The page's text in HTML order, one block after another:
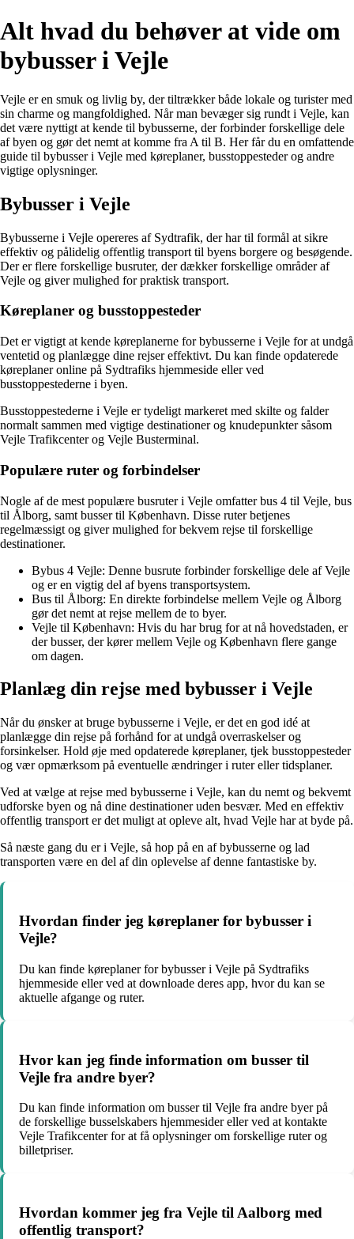
Alt hvad du behøver at vide om
bybusser i Vejle
Vejle er en smuk og livlig by, der tiltrækker både lokale og turister med
sin charme og mangfoldighed. Når man bevæger sig rundt i Vejle, kan
det være nyttigt at kende til bybusserne, der forbinder forskellige dele
af byen og gør det nemt at komme fra A til B. Her får du en omfattende
guide til bybusser i Vejle med køreplaner, busstoppesteder og andre
vigtige oplysninger.
Bybusser i Vejle
Bybusserne i Vejle opereres af Sydtrafik, der har til formål at sikre
effektiv og pålidelig offentlig transport til byens borgere og besøgende.
Der er flere forskellige busruter, der dækker forskellige områder af
Vejle og giver mulighed for praktisk transport.
Køreplaner og busstoppesteder
Det er vigtigt at kende køreplanerne for bybusserne i Vejle for at undgå
ventetid og planlægge dine rejser effektivt. Du kan finde opdaterede
køreplaner online på Sydtrafiks hjemmeside eller ved
busstoppestederne i byen.
Busstoppestederne i Vejle er tydeligt markeret med skilte og falder
normalt sammen med vigtige destinationer og knudepunkter såsom
Vejle Trafikcenter og Vejle Busterminal.
Populære ruter og forbindelser
Nogle af de mest populære busruter i Vejle omfatter bus 4 til Vejle, bus
til Ålborg, samt busser til København. Disse ruter betjenes
regelmæssigt og giver mulighed for bekvem rejse til forskellige
destinationer.
Bybus 4 Vejle: Denne busrute forbinder forskellige dele af Vejle
og er en vigtig del af byens transportsystem.
Bus til Ålborg: En direkte forbindelse mellem Vejle og Ålborg
gør det nemt at rejse mellem de to byer.
Vejle til København: Hvis du har brug for at nå hovedstaden, er
der busser, der kører mellem Vejle og København flere gange
om dagen.
Planlæg din rejse med bybusser i Vejle
Når du ønsker at bruge bybusserne i Vejle, er det en god idé at
planlægge din rejse på forhånd for at undgå overraskelser og
forsinkelser. Hold øje med opdaterede køreplaner, tjek busstoppesteder
og vær opmærksom på eventuelle ændringer i ruter eller tidsplaner.
Ved at vælge at rejse med bybusserne i Vejle, kan du nemt og bekvemt
udforske byen og nå dine destinationer uden besvær. Med en effektiv
offentlig transport er det muligt at opleve alt, hvad Vejle har at byde på.
Så næste gang du er i Vejle, så hop på en af bybusserne og lad
transporten være en del af din oplevelse af denne fantastiske by.
Hvordan finder jeg køreplaner for bybusser i
Vejle?
Du kan finde køreplaner for bybusser i Vejle på Sydtrafiks
hjemmeside eller ved at downloade deres app, hvor du kan se
aktuelle afgange og ruter.
Hvor kan jeg finde information om busser til
Vejle fra andre byer?
Du kan finde information om busser til Vejle fra andre byer på
de forskellige busselskabers hjemmesider eller ved at kontakte
Vejle Trafikcenter for at få oplysninger om forskellige ruter og
billetpriser.
Hvordan kommer jeg fra Vejle til Aalborg med
offentlig transport?